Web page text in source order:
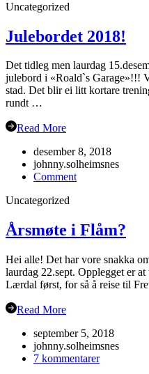
Uncategorized
Julebordet 2018!
Det tidleg men laurdag
julebord i «Roald`s Garage»!!!
stad. Det blir ei litt kortare
rundt …
Read More
desember 8, 2018
johnny.solheimsnes
Commenton
Uncategorized
Årsmøte i Flåm?
Hei alle! Det har vore snakka
laurdag 22.sept. Opplegget er
Lærdal først, for så å reise til
Read More
september 5, 2018
johnny.solheimsnes
7 kommentarertil